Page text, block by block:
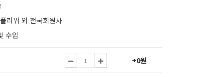
라워 외 전국회원사
수입
+0원